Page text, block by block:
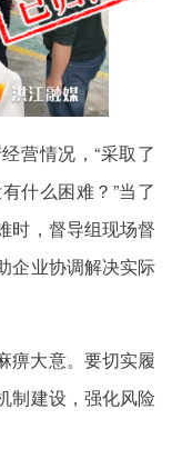
营情况，“采取了
什么困难？”当了
时，督导组现场督
企业协调解决实际
痹大意。要切实履
制建设，强化风险